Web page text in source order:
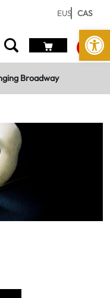
Abrir
EUS CAS
Broadway